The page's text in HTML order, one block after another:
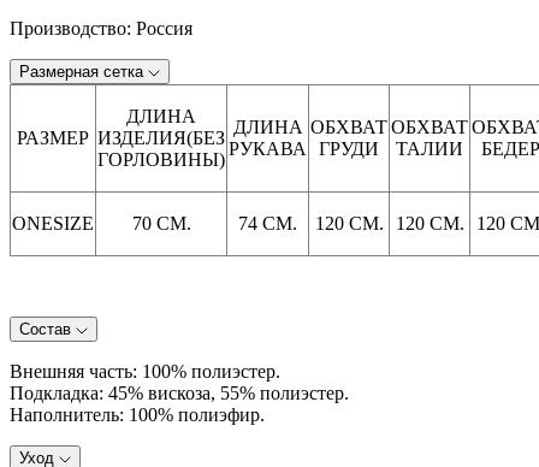
Производство: Россия
Размерная сетка
РАЗМЕР
ДЛИНА
ИЗДЕЛИЯ(БЕЗ
ГОРЛОВИНЫ)
ДЛИНА
РУКАВА
ОБХВАТ
ГРУДИ
ОБХВАТ
ТАЛИИ
БЕДЕР
ONESIZE 70 СМ. 74 СМ. 120 СМ. 120 СМ. 120
Состав
Внешняя часть: 100% полиэстер.
Подкладка: 45% вискоза, 55% полиэстер.
Наполнитель: 100% полиэфир.
Уход